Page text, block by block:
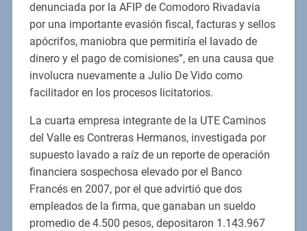
denunciada por la AFIP de Comodoro Rivadavia
por una importante evasión fiscal, facturas y sellos
apócrifos, maniobra que permitiría el lavado de
dinero y el pago de comisiones”, en una causa que
involucra nuevamente a Julio De Vido como
facilitador en los procesos licitatorios.
La cuarta empresa integrante de la UTE Caminos
del Valle es Contreras Hermanos, investigada por
supuesto lavado a raíz de un reporte de operación
financiera sospechosa elevado por el Banco
Francés en 2007, por el que advirtió que dos
empleados de la firma, que ganaban un sueldo
promedio de 4.500 pesos, depositaron 1.143.967